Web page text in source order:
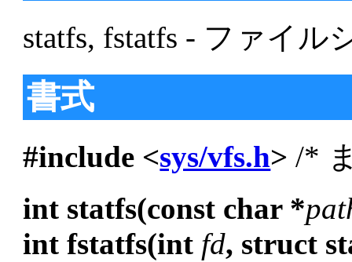
statfs, fstatfs - ファイ
書式
#include <sys/vfs.h> /*
int statfs(const char *
int fstatfs(int fd, struct